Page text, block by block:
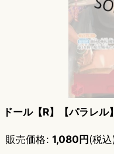
ドール【R】【パラレル
販売価格: 1,080円(税込